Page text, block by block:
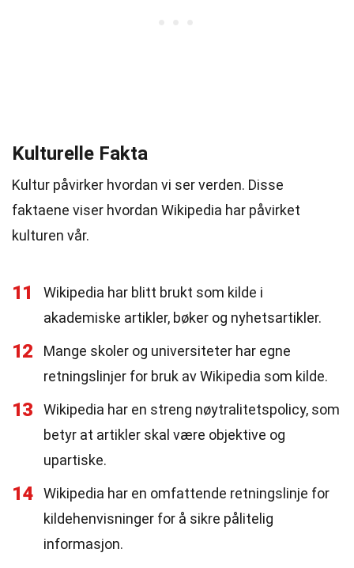
Kulturelle Fakta
Kultur påvirker hvordan vi ser verden. Disse
faktaene viser hvordan Wikipedia har påvirket
kulturen vår.
11
Wikipedia har blitt brukt som kilde i
akademiske artikler, bøker og nyhetsartikler.
12
Mange skoler og universiteter har egne
retningslinjer for bruk av Wikipedia som kilde.
13
Wikipedia har en streng nøytralitetspolicy, som
betyr at artikler skal være objektive og
upartiske.
14
Wikipedia har en omfattende retningslinje for
kildehenvisninger for å sikre pålitelig
informasjon.